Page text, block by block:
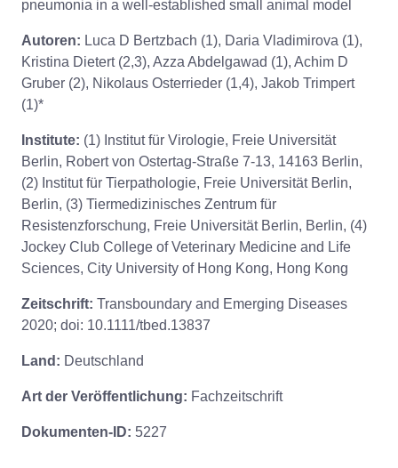
pneumonia in a well-established small animal model
Autoren: Luca D Bertzbach (1), Daria Vladimirova (1),
Kristina Dietert (2,3), Azza Abdelgawad (1), Achim D
Gruber (2), Nikolaus Osterrieder (1,4), Jakob Trimpert
(1)*
Institute: (1) Institut für Virologie, Freie Universität
Berlin, Robert von Ostertag-Straße 7-13, 14163 Berlin,
(2) Institut für Tierpathologie, Freie Universität Berlin,
Berlin, (3) Tiermedizinisches Zentrum für
Resistenzforschung, Freie Universität Berlin, Berlin, (4)
Jockey Club College of Veterinary Medicine and Life
Sciences, City University of Hong Kong, Hong Kong
Zeitschrift: Transboundary and Emerging Diseases
2020; doi: 10.1111/tbed.13837
Land: Deutschland
Art der Veröffentlichung: Fachzeitschrift
Dokumenten-ID: 5227